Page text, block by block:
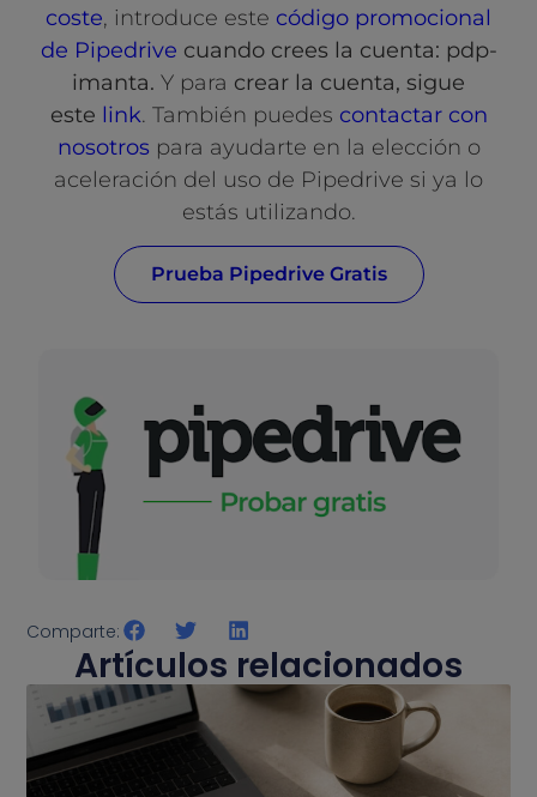
coste, introduce este código promocional
de Pipedrive cuando crees la cuenta: pdp-
imanta. Y para crear la cuenta, sigue
este link. También puedes contactar con
nosotros para ayudarte en la elección o
aceleración del uso de Pipedrive si ya lo
estás utilizando.
Prueba Pipedrive Gratis
Comparte:
Artículos relacionados